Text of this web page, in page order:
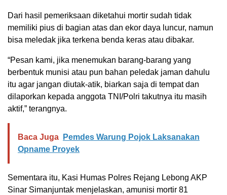
Dari hasil pemeriksaan diketahui mortir sudah tidak
memiliki pius di bagian atas dan ekor daya luncur, namun
bisa meledak jika terkena benda keras atau dibakar.
“Pesan kami, jika menemukan barang-barang yang
berbentuk munisi atau pun bahan peledak jaman dahulu
itu agar jangan diutak-atik, biarkan saja di tempat dan
dilaporkan kepada anggota TNI/Polri takutnya itu masih
aktif,” terangnya.
Baca Juga
Pemdes Warung Pojok Laksanakan
Opname Proyek
Sementara itu, Kasi Humas Polres Rejang Lebong AKP
Sinar Simanjuntak menjelaskan, amunisi mortir 81